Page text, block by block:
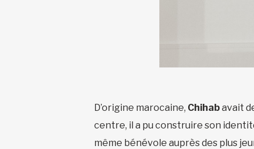
D’origine marocaine, Chihabavait
centre, il a pu construire son
même bénévole auprès des plus